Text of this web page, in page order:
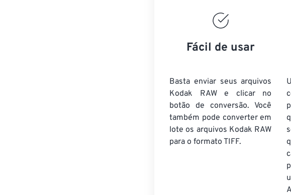
Fácil de usar
Basta enviar seus arquivos
Kodak RAW e clicar no
botão de conversão. Você
também pode converter em
loteos arquivos Kodak RAW
para o formato TIFF.